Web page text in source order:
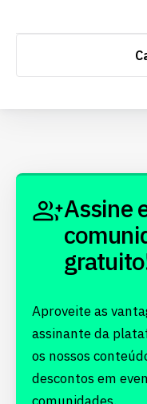
Assine
Aproveite as
assinante da
os nossos
descontos em